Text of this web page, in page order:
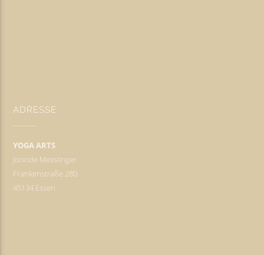
ADRESSE
YOGA ARTS
Jorinde Messlinger
Frankenstraße 280
45134 Essen